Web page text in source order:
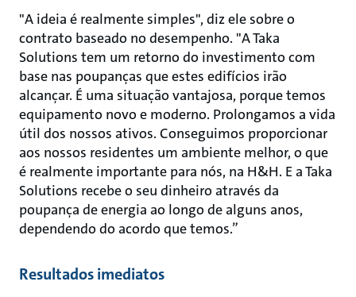
"A ideia é realmente simples", diz ele sobre o
contrato baseado no desempenho. "A Taka
Solutions tem um retorno do investimento com
base nas poupanças que estes edifícios irão
alcançar. É uma situação vantajosa, porque temos
equipamento novo e moderno. Prolongamos a vida
útil dos nossos ativos. Conseguimos proporcionar
aos nossos residentes um ambiente melhor, o que
é realmente importante para nós, na H&H. E a Taka
Solutions recebe o seu dinheiro através da
poupança de energia ao longo de alguns anos,
dependendo do acordo que temos.”
Resultados imediatos